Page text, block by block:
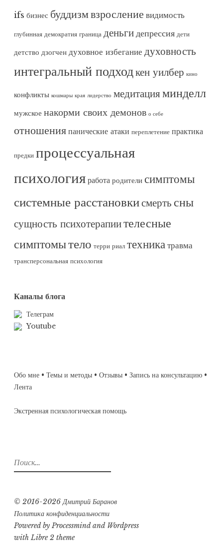
ifs бизнес буддизмвзросление видимость
глубинная демократия граница деньгидепрессия дети
детство дзогчен духовное избегание духовность
интегральный подходкен уилбер кино
конфликты кошмары края лидерство медитацияминделл
мужское накорми своих демонов о себе
отношения панические атаки переплетение практика
предки процессуальная
психология работа родители симптомы
системные расстановкисмерть сны
сущность психотерапиителесные
симптомытело терри риал техникатравма
трансперсональная психология
Каналы блога
Телеграм
Youtube
Обо мне • Темы и методы • Отзывы • Запись на консультацию •
Лента
Экстренная психологическая помощь
Найти:
© 2016-2026 Дмитрий Баранов
Политика конфиденциальности
Powered by Processmindand Wordpress
with Libre 2 theme